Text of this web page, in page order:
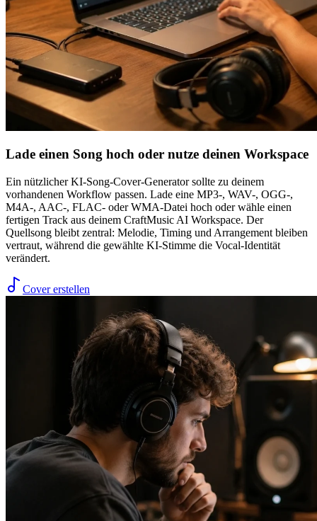
Lade einen Song hoch oder nutze deinen Workspace
Ein nützlicher KI-Song-Cover-Generator sollte zu deinem
vorhandenen Workflow passen. Lade eine MP3-, WAV-, OGG-,
M4A-, AAC-, FLAC- oder WMA-Datei hoch oder wähle einen
fertigen Track aus deinem CraftMusic AI Workspace. Der
Quellsong bleibt zentral: Melodie, Timing und Arrangement bleiben
vertraut, während die gewählte KI-Stimme die Vocal-Identität
verändert.
Cover erstellen